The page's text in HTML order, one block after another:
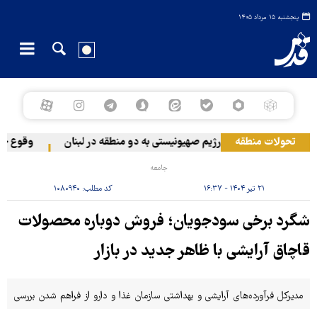
پنجشنبه ۱۵ مرداد ۱۴۰۵
تحولات منطقهحمله رژیم صهیونیستی به دو منطقه در لبنان وقوع
جامعه
۲۱ تیر ۱۴۰۴ - ۱۶:۳۷ کد مطلب: ۱۰۸۰۹۴۰
شگرد برخی سودجویان؛ فروش دوباره محصولات
قاچاق آرایشی با ظاهر جدید در بازار
مدیرکل فرآورده‌های آرایشی و بهداشتی سازمان غذا و دارو از فراهم شدن بررسی